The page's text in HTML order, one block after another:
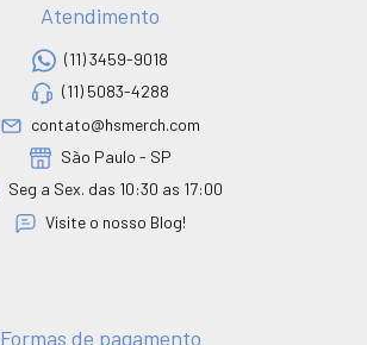
Atendimento
(11) 3459-9018
(11) 5083-4288
contato@hsmerch.com
São Paulo - SP
Seg a Sex. das 10:30 as 17:00
Visite o nosso Blog!
Formas de pagamento